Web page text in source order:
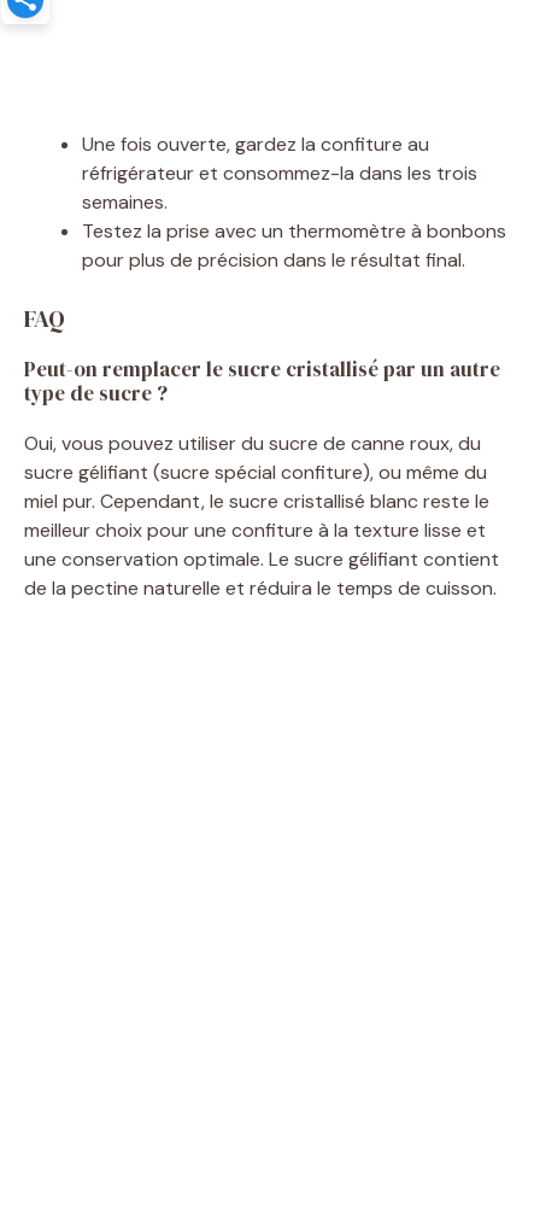
Une fois ouverte, gardez la confiture au
réfrigérateur et consommez-la dans les trois
semaines.
Testez la prise avec un thermomètre à bonbons
pour plus de précision dans le résultat final.
FAQ
Peut-on remplacer le sucre cristallisé par un autre
type de sucre ?
Oui, vous pouvez utiliser du sucre de canne roux, du
sucre gélifiant (sucre spécial confiture), ou même du
miel pur. Cependant, le sucre cristallisé blanc reste le
meilleur choix pour une confiture à la texture lisse et
une conservation optimale. Le sucre gélifiant contient
de la pectine naturelle et réduira le temps de cuisson.